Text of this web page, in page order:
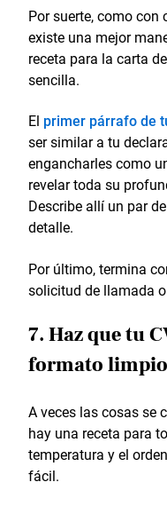
Por suerte, como con
existe una mejor
receta para la carta
sencilla.
El primer párrafo de
ser similar a tu
engancharles como
revelar toda su
Describe allí un par
detalle.
Por último, termina
solicitud de llamada
7. Haz que tu
formato limpio
A veces las cosas se
hay una receta para
temperatura y el
fácil.